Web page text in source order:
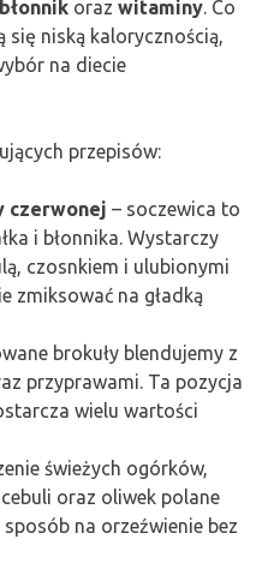
błonnik oraz witaminy. Co
się niską kalorycznością,
na diecie
przepisów:
czerwonej – soczewica to
i błonnika. Wystarczy
czosnkiem i ulubionymi
zmiksować na gładką
brokuły blendujemy z
przyprawami. Ta pozycja
wielu wartości
świeżych ogórków,
oraz oliwek polane
na orzeźwienie bez